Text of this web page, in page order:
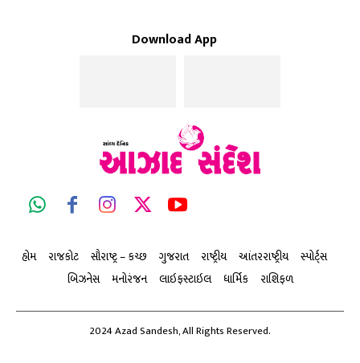
Download App
હોમ રાજકોટ સૌરાષ્ટ્ર – કચ્છ ગુજરાત રાષ્ટ્રીય આંતરરાષ્ટ્રીય
સ્પોર્ટ્સ
બિઝનેસ
મનોરંજન લાઇફસ્ટાઇલ ધાર્મિક રાશિફળ
2024 Azad Sandesh, All Rights Reserved.